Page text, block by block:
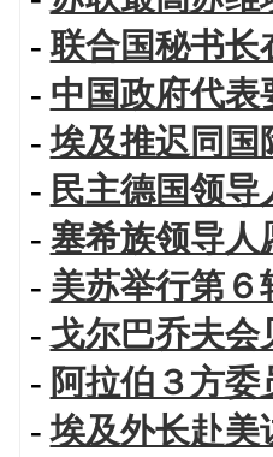
-联合国秘书长
- 中国政府代表
-埃及推迟同国
- 民主德国领
- 塞希族领导人
- 美苏举行第６
- 戈尔巴乔夫会
- 阿拉伯３方
-埃及外长赴美